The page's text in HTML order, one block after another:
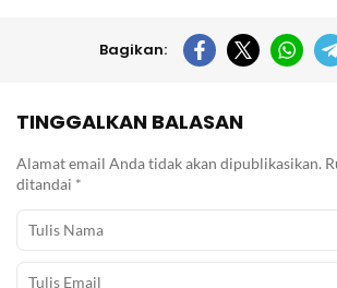
Bagikan:
TINGGALKAN BALASAN
Alamat email Anda tidak akan dipublikasikan.
ditandai *